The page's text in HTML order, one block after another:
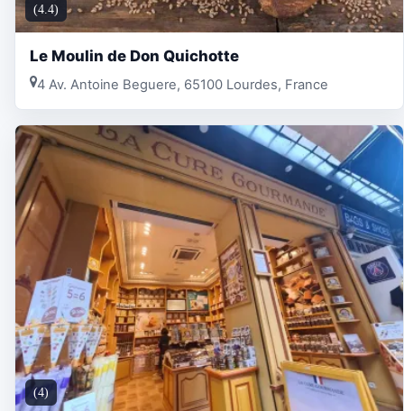
(4.4)
Le Moulin de Don Quichotte
4 Av. Antoine Beguere, 65100 Lourdes, France
(4)